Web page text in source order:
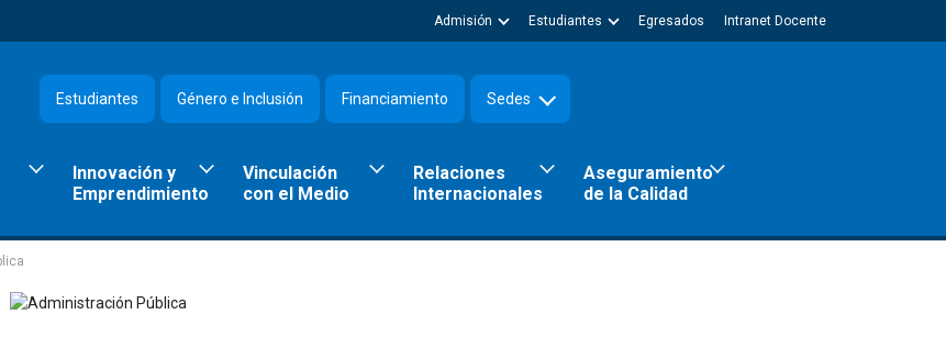
Intranet Docente
Egresados
Estudiantes
Admisión
Estudiantes Género e Inclusión Financiamiento Sedes
Innovación y
Emprendimiento
Vinculación
con el Medio
Relaciones
Internacionales
Aseguramiento
de la Calidad